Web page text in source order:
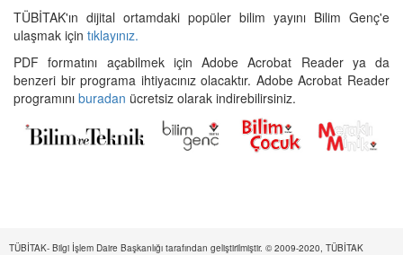
TÜBİTAK'ın dijital ortamdaki popüler bilim yayını Bilim Genç'e
ulaşmak için tıklayınız.
PDF formatını açabilmek için Adobe Acrobat Reader ya da
benzeri bir programa ihtiyacınız olacaktır. Adobe Acrobat Reader
programını buradan ücretsiz olarak indirebilirsiniz.
TÜBİTAK- Bilgi İşlem Daire Başkanlığı tarafından geliştirilmiştir. © 2009-2020, TÜBİTAK